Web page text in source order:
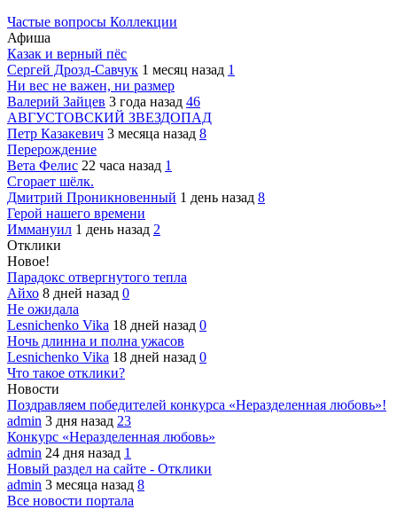
Частые вопросы Коллекции
Афиша
Казак и верный пёс
Сергей Дрозд-Савчук 1 месяц назад 1
Ни вес не важен, ни размер
Валерий Зайцев 3 года назад 46
АВГУСТОВСКИЙ ЗВЕЗДОПАД
Петр Казакевич 3 месяца назад 8
Перерождение
Вета Фелис 22 часа назад 1
Сгорает шёлк.
Дмитрий Проникновенный 1 день назад 8
Герой нашего времени
Иммануил 1 день назад 2
Отклики
Новое!
Парадокс отвергнутого тепла
Айхо 8 дней назад 0
Не ожидала
Lesnichenko Vika 18 дней назад 0
Ночь длинна и полна ужасов
Lesnichenko Vika 18 дней назад 0
Что такое отклики?
Новости
Поздравляем победителей конкурса «Неразделенная любовь»!
admin 3 дня назад 23
Конкурс «Неразделенная любовь»
admin 24 дня назад 1
Новый раздел на сайте - Отклики
admin 3 месяца назад 8
Все новости портала